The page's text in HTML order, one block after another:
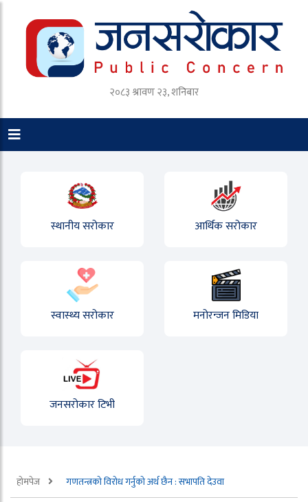
२०८३ श्रावण २३, शनिबार
स्थानीय सरोकार आर्थिक सरोकार
स्वास्थ्य सरोकार मनोरन्जन मिडिया
जनसरोकार टिभी
होमपेज गणतन्त्रको विरोध गर्नुको अर्थ छैन : सभापति देउवा